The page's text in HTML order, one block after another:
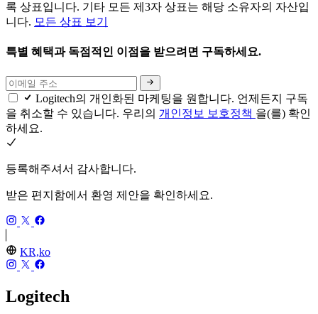
록 상표입니다. 기타 모든 제3자 상표는 해당 소유자의 자산입
니다. 모든 상표 보기
특별 혜택과 독점적인 이점을 받으려면 구독하세요.
Logitech의 개인화된 마케팅을 원합니다. 언제든지 구독
을 취소할 수 있습니다. 우리의 개인정보 보호정책 을(를) 확인
하세요.
등록해주셔서 감사합니다.
받은 편지함에서 환영 제안을 확인하세요.
KR,ko
Logitech